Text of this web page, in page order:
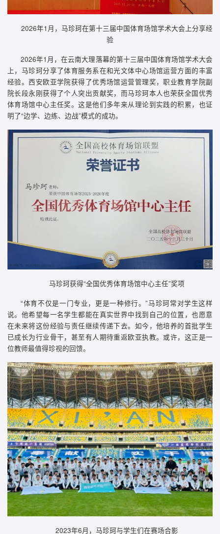
2026年1月，马珍珂在第十三届中国体育场馆学术大会上分享经
验
2026年1月，在云南大理落幕的第十三届中国体育场馆学术大会
上，马珍珂分享了体育服务系在和光文体中心场馆运营方面的丰富
经验。西安欧亚学院获得了优秀场馆运营管理奖，职业教育学院副
院长段永刚获得了个人突出贡献奖，而马珍珂本人也荣获全国优秀
体育场馆中心主任奖。这是他们多年来从理论到实践的积累，也证
明了“边学、边练、边战”模式的成功。
马珍珂获得“全国优秀体育场馆中心主任”奖项
“体育不仅是一门专业，更是一种修行。”马珍珂常对学生这样
说。他希望每一名学生都能在真实世界中找到自己的位置，也愿意
在未来将这份经验与责任继续传递下去。如今，他培养的首批学生
已成长为行业骨干，甚至有人期待重返欧亚执教。或许，这正是一
位教师最值得珍视的回馈。
2023年6月，马珍珂与学生们在赛场合影